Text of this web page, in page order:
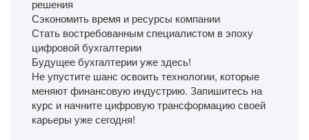
решения
Сэкономить время и ресурсы компании
Стать востребованным специалистом в эпоху
цифровой бухгалтерии
Будущее бухгалтерии уже здесь!
Не упустите шанс освоить технологии, которые
меняют финансовую индустрию. Запишитесь на
курс и начните цифровую трансформацию своей
карьеры уже сегодня!